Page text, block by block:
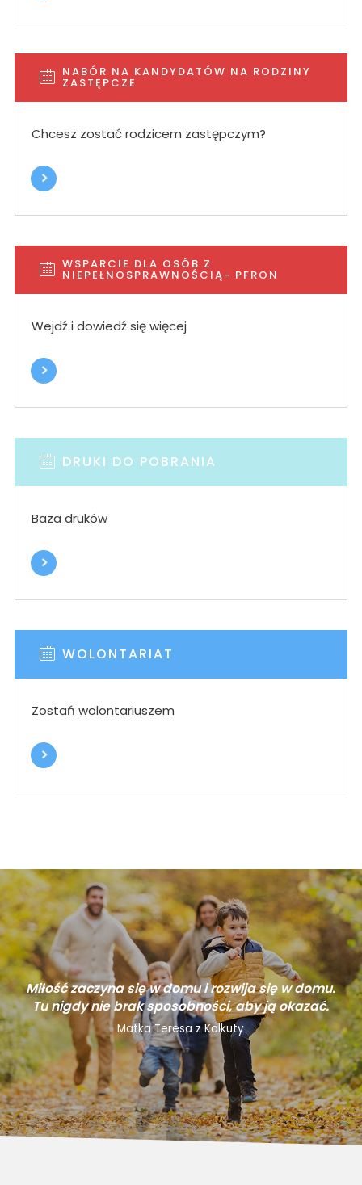
NABÓR NA KANDYDATÓW NA RODZINY
ZASTĘPCZE
Chcesz zostać rodzicem zastępczym?
WSPARCIE DLA OSÓB Z
NIEPEŁNOSPRAWNOŚCIĄ- PFRON
Wejdź i dowiedź się więcej
DRUKI DO POBRANIA
Baza druków
WOLONTARIAT
Zostań wolontariuszem
Miłość zaczyna się w domu i rozwija się w domu.
Tu nigdy nie brak sposobności, aby ją okazać.
Matka Teresa z Kalkuty